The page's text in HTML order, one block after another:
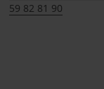
59 82 81 90